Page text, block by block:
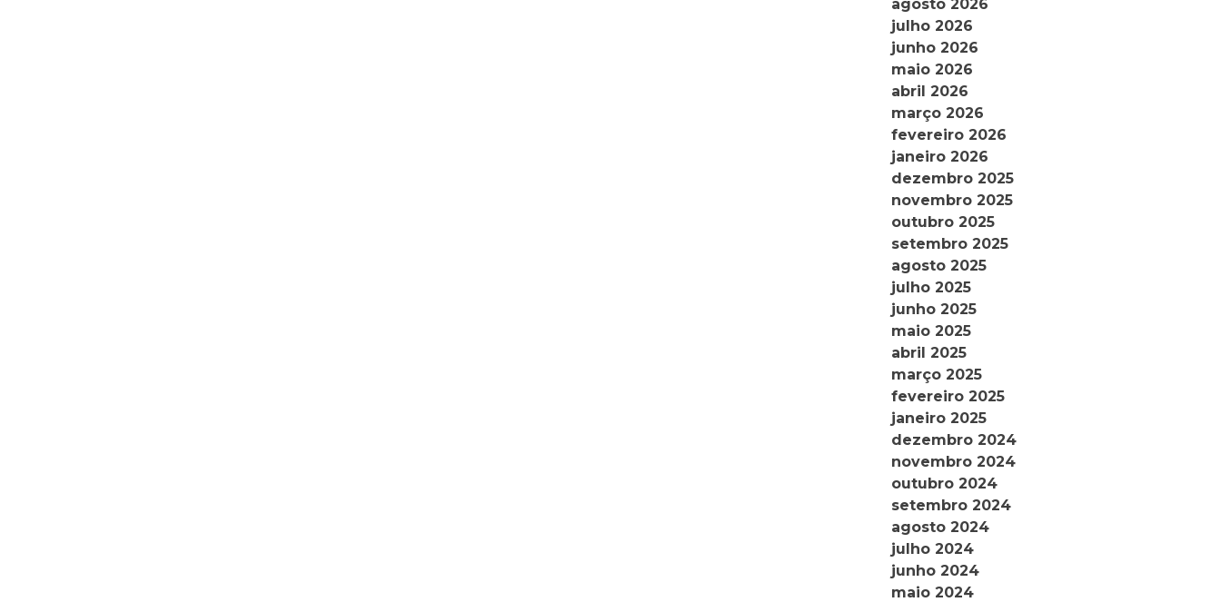
agosto 2026
julho 2026
junho 2026
maio 2026
abril 2026
março 2026
fevereiro 2026
janeiro 2026
dezembro 2025
novembro 2025
outubro 2025
setembro 2025
agosto 2025
julho 2025
junho 2025
maio 2025
abril 2025
março 2025
fevereiro 2025
janeiro 2025
dezembro 2024
novembro 2024
outubro 2024
setembro 2024
agosto 2024
julho 2024
junho 2024
maio 2024